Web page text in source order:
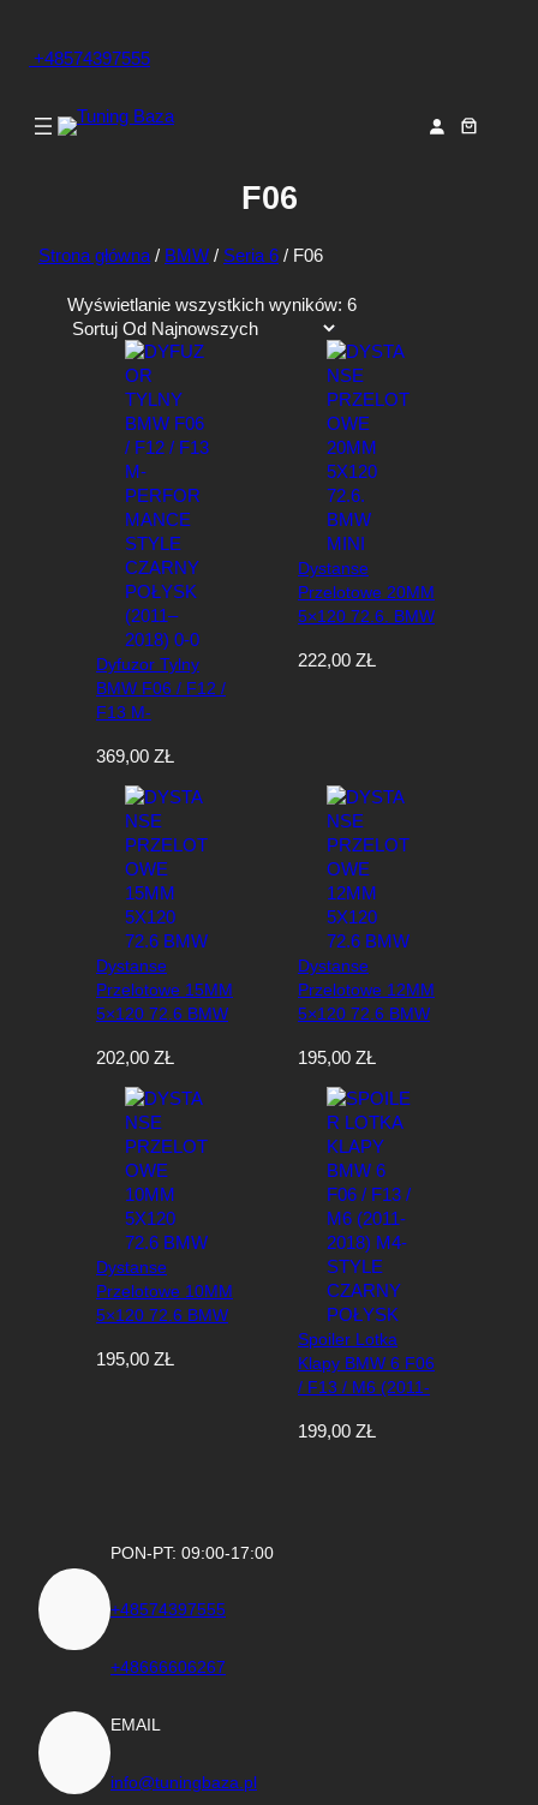
+48574397555
F06
Strona główna / BMW / Seria 6 / F06
Wyświetlanie wszystkich wyników: 6P
s
o
r
t
o
w
a
n
e
w
e
d
u
o
w
s
z
y
c
h
Dyfuzor Tylny
BMW F06 / F12 /
F13 M-
Czarny Połysk
(2011–2018) 0-0
369,00 ZŁ
Dystanse
Przelotowe 20MM
5×120 72.6. BMW
222,00 ZŁ
Dystanse
Przelotowe 15MM
5×120 72.6 BMW
202,00 ZŁ
Dystanse
Przelotowe 12MM
5×120 72.6 BMW
195,00 ZŁ
Dystanse
Przelotowe 10MM
5×120 72.6 BMW
195,00 ZŁ
Spoiler Lotka
Klapy BMW 6 F06
/ F13 / M6 (2011-
Czarny Połysk
199,00 ZŁ
PON-PT: 09:00-17:00
+48574397555
+48666606267
EMAIL
info@tuningbaza.pl